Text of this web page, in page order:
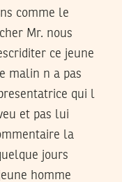
comme le
Mr. nous
ce jeune
malin n a pas
qui l
et pas lui
la
jours
homme